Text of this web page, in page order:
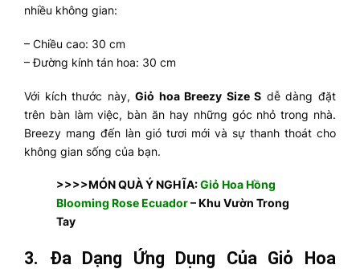
nhiều không gian:
– Chiều cao: 30 cm
– Đường kính tán hoa: 30 cm
Với kích thước này,Giỏ hoa Breezy Size S dễ dàng đặt
trên bàn làm việc, bàn ăn hay những góc nhỏ trong nhà.
Breezy mang đến làn gió tươi mới và sự thanh thoát cho
không gian sống của bạn.
>>>>MÓN QUÀ Ý NGHĨA:Giỏ Hoa Hồng
Blooming Rose Ecuador– Khu Vườn Trong
Tay
3. Đa Dạng Ứng Dụng Của Giỏ Hoa